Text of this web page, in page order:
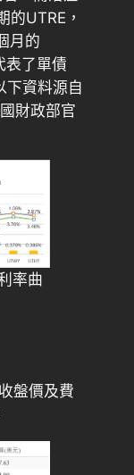
的UTRE，
月的
表了單債
下資料源自
財政部官
率曲
盤價及費